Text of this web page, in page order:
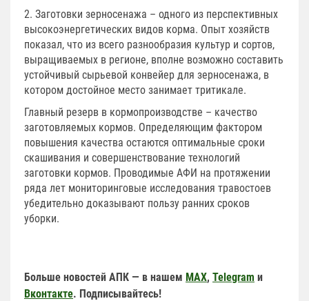
2. Заготовки зерносенажа – одного из перспективных
высокоэнергетических видов корма. Опыт хозяйств
показал, что из всего разнообразия культур и сортов,
выращиваемых в регионе, вполне возможно составить
устойчивый сырьевой конвейер для зерносенажа, в
котором достойное место занимает тритикале.
Главный резерв в кормопроизводстве – качество
заготовляемых кормов. Определяющим фактором
повышения качества остаются оптимальные сроки
скашивания и совершенствование технологий
заготовки кормов. Проводимые АФИ на протяжении
ряда лет мониторинговые исследования травостоев
убедительно доказывают пользу ранних сроков
уборки.
Больше новостей АПК — в нашем MAX, Telegram и
Вконтакте. Подписывайтесь!